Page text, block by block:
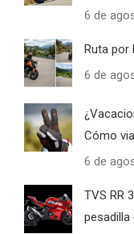
6 de
Ruta por
6 de
Cómo
6 de
TVS RR